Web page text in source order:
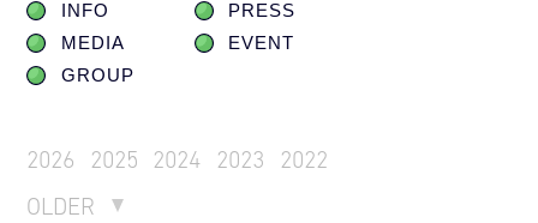
INFO
PRESS
MEDIA
EVENT
GROUP
2026 2025 2024 2023
2022
OLDER